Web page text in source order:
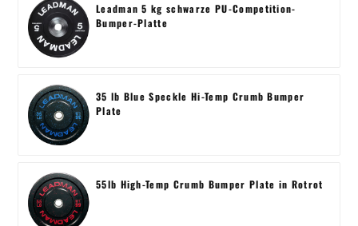
Leadman 5 kg schwarze PU-Competition-
Bumper-Platte
35 lb Blue Speckle Hi-Temp Crumb Bumper
Plate
55lb High-Temp Crumb Bumper Plate in Rotrot